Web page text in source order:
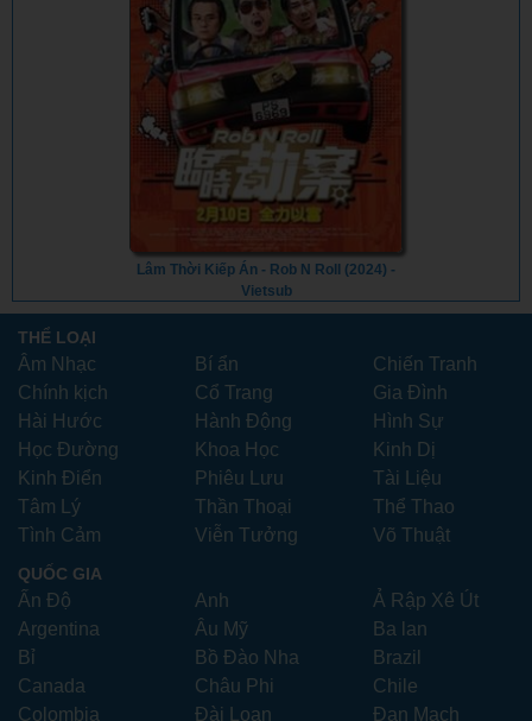
Lâm Thời Kiếp Án - Rob N Roll (2024) -
Vietsub
THỂ LOẠI
Âm Nhạc Bí ẩn
Chiến Tranh
Chính kịch
Cổ Trang
Gia Đình
Hài Hước
Hành Động
Hình Sự
Học Đường
Khoa Học
Kinh Dị
Kinh Điển
Phiêu Lưu
Tài Liệu
Tâm Lý
Thần Thoại
Thể Thao
Tình Cảm
Viễn Tưởng Võ Thuật
QUỐC GIA
Ấn Độ Anh
Ả Rập Xê Út
Argentina
Âu Mỹ
Ba lan
Bỉ
Bồ Đào Nha
Brazil
Canada
Châu Phi
Chile
Colombia
Đài Loan Đan Mạch